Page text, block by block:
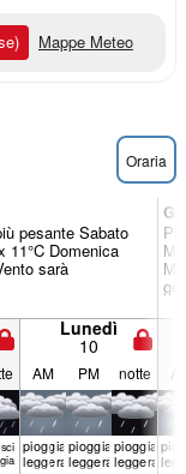
Mappe Meteo
Oraria
pesante Sabato
11°C Domenica
sarà
Lunedì
10
AM PM notte
pioggia
leggera
pioggia
leggera
pioggia
leggera